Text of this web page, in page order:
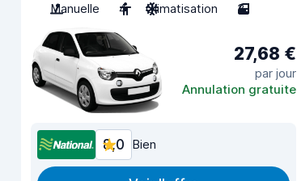
Manuelle
4 Climatisation 3
27,68 €
par jour
Annulation gratuite
8,0 Bien